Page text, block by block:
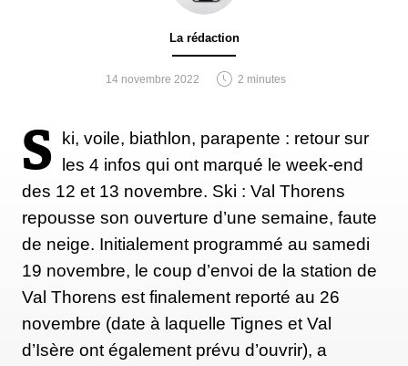
La rédaction
14 novembre 2022 2 minutes
S
ki, voile, biathlon, parapente : retour sur
les 4 infos qui ont marqué le week-end
des 12 et 13 novembre. Ski : Val Thorens
repousse son ouverture d’une semaine, faute
de neige. Initialement programmé au samedi
19 novembre, le coup d’envoi de la station de
Val Thorens est finalement reporté au 26
novembre (date à laquelle Tignes et Val
d’Isère ont également prévu d’ouvrir), a